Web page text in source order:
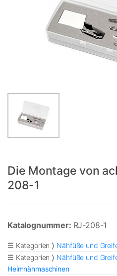
Die Montage von
208-1
Katalognummer: RJ-208-1
☰ Kategorien Nähfüße und
☰ Kategorien
Nähfüße und
Heimnähmaschinen